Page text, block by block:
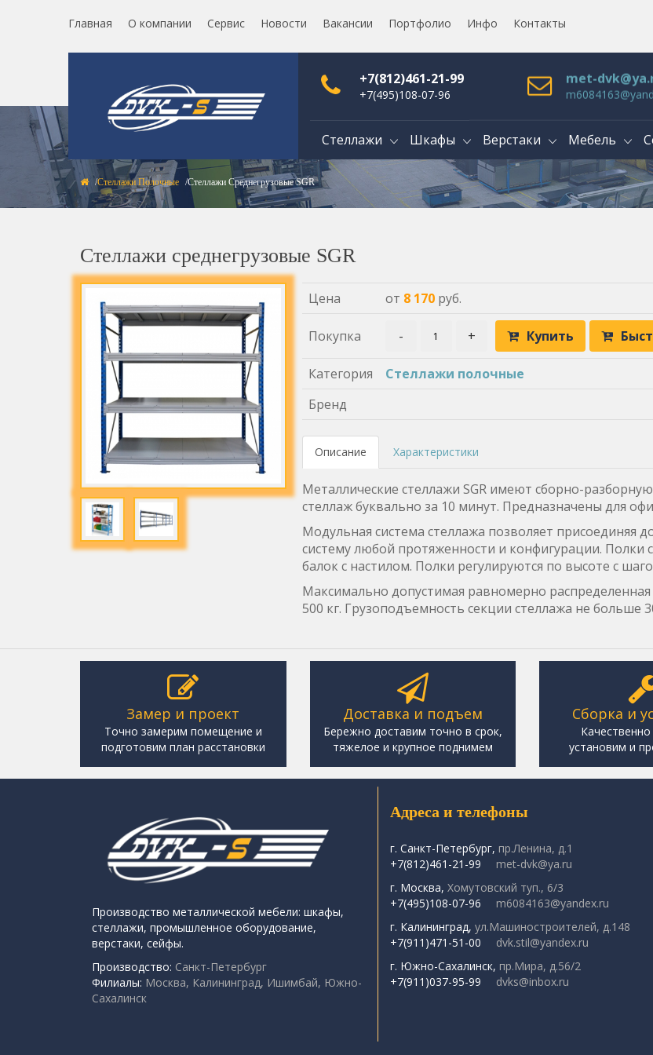
Главная О компании Сервис Новости Вакансии Портфолио Инфо Контакты
+7(812)461-21-99
+7(495)108-07-96
met-
Стеллажи Шкафы Верстаки Мебель
Стеллажи Полочные Стеллажи Среднегрузовые SGR
Стеллажи среднегрузовые SGR
Цена от 8 170руб.
Покупка - + Купить
Категория
Стеллажи полочные
Бренд
Описание Характеристики
Металлические стеллажи SGR имеют сборно-
стеллаж буквально за 10 минут. Предназначены для
Модульная система стеллажа позволяет присоединяя
систему любой протяженности и конфигурации. Полки
балок с настилом. Полки регулируются по высоте с
Максимально допустимая равномерно
500 кг. Грузоподъемность секции стеллажа не больше
Замер и проект
Точно замерим помещение и
подготовим план расстановки
Доставка и подъем
Бережно доставим точно в срок,
тяжелое и крупное поднимем
Сборка и
установим и
Производство металлической мебели: шкафы,
стеллажи, промышленное оборудование,
верстаки, сейфы.
Производство: Санкт-Петербург
Филиалы: Москва, Калининград, Ишимбай, Южно-
Сахалинск
Адреса и телефоны
г. Санкт-Петербург, пр.Ленина, д.1
+7(812)461-21-99
met-dvk@ya.ru
г. Москва, Хомутовский туп., 6/3
+7(495)108-07-96
m6084163@yandex.ru
г. Калининград, ул.Машиностроителей, д.148
+7(911)471-51-00
dvk.stil@yandex.ru
г. Южно-Сахалинск, пр.Мира, д.56/2
+7(911)037-95-99
dvks@inbox.ru